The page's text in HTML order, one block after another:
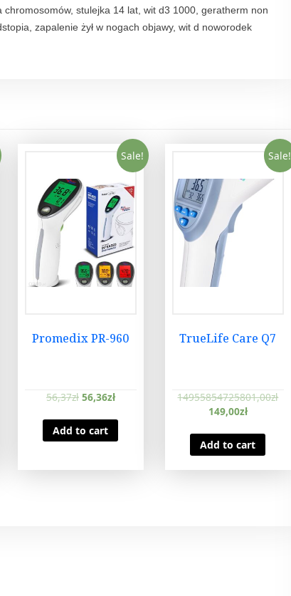
stulejka 14 lat, wit d3 1000, geratherm non
zapalenie żył w nogach objawy, wit d noworodek
Sale!
Promedix PR-960
56,37zł 56,36zł
Add to cart
Sale!
TrueLife Care Q7
14955854725801,00zł
149,00zł
Add to cart